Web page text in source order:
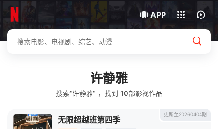
APP
下载客户端
我的观影记录
许静雅
搜索"许静雅" ，找到 10部影视作品
更新至20260404期
无限超越班第四季